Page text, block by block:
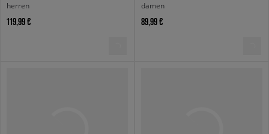
herren
119,99 €
damen
89,99 €